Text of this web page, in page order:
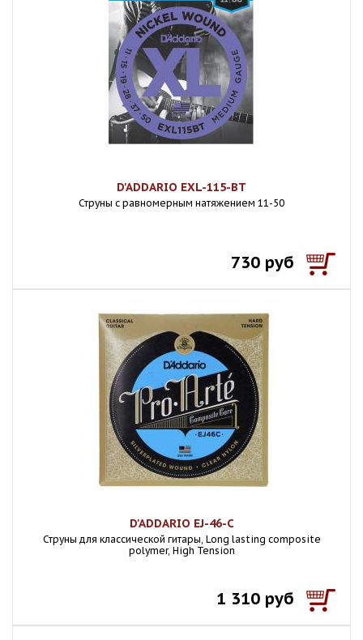
D'ADDARIO EXL-115-BT
Струны с равномерным натяжением 11-50
730 руб
D'ADDARIO EJ-46-C
Струны для классической гитары, Long lasting composite
polymer, High Tension
1 310 руб